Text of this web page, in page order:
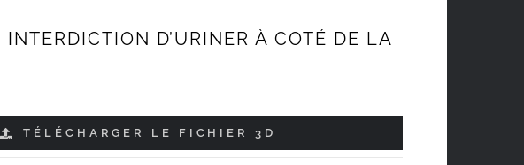
D’URINER À COTÉ DE LA
TÉLÉCHARGER LE FICHIER 3D